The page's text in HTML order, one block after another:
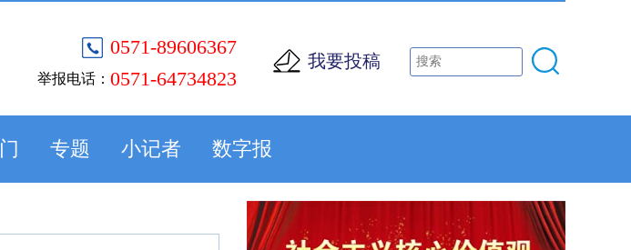
0571-89606367
举报电话： 0571-64734823
我要投稿
专题 小记者 数字报